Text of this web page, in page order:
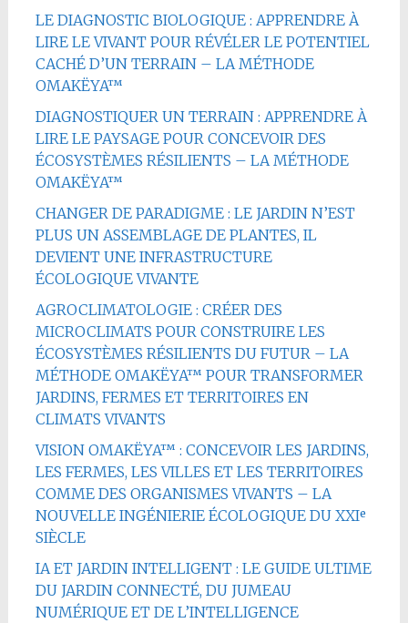
LE DIAGNOSTIC BIOLOGIQUE : APPRENDRE À
LIRE LE VIVANT POUR RÉVÉLER LE POTENTIEL
CACHÉ D’UN TERRAIN – LA MÉTHODE
OMAKËYA™
DIAGNOSTIQUER UN TERRAIN : APPRENDRE À
LIRE LE PAYSAGE POUR CONCEVOIR DES
ÉCOSYSTÈMES RÉSILIENTS – LA MÉTHODE
OMAKËYA™
CHANGER DE PARADIGME : LE JARDIN N’EST
PLUS UN ASSEMBLAGE DE PLANTES, IL
DEVIENT UNE INFRASTRUCTURE
ÉCOLOGIQUE VIVANTE
AGROCLIMATOLOGIE : CRÉER DES
MICROCLIMATS POUR CONSTRUIRE LES
ÉCOSYSTÈMES RÉSILIENTS DU FUTUR – LA
MÉTHODE OMAKËYA™ POUR TRANSFORMER
JARDINS, FERMES ET TERRITOIRES EN
CLIMATS VIVANTS
VISION OMAKËYA™ : CONCEVOIR LES JARDINS,
LES FERMES, LES VILLES ET LES TERRITOIRES
COMME DES ORGANISMES VIVANTS – LA
NOUVELLE INGÉNIERIE ÉCOLOGIQUE DU XXIᵉ
SIÈCLE
IA ET JARDIN INTELLIGENT : LE GUIDE ULTIME
DU JARDIN CONNECTÉ, DU JUMEAU
NUMÉRIQUE ET DE L’INTELLIGENCE